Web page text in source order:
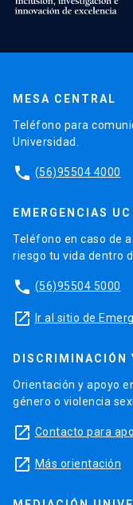
MESA CENTRAL
Teléfono para
Universidad.
phone (56)95504 4000
EMERGENCIAS UC
Teléfono en caso de
riesgo tu vida dentro
phone (56)95504 5000
launch Ir al sitio de
DISCRIMINACIÓN
Orientación y apoyo
género o violencia
launch Contacto para
launch Más orientación